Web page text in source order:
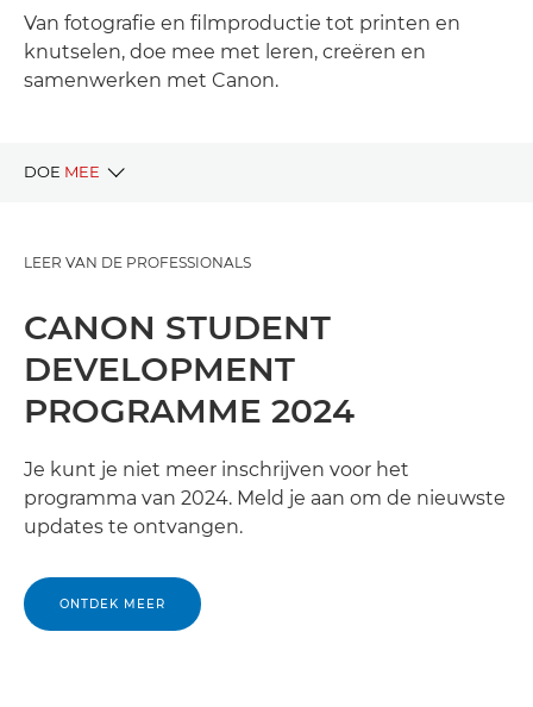
Van fotografie en filmproductie tot printen en
knutselen, doe mee met leren, creëren en
samenwerken met Canon.
DOE MEE
LEER VAN DE PROFESSIONALS
CANON STUDENT
DEVELOPMENT
PROGRAMME 2024
Je kunt je niet meer inschrijven voor het
programma van 2024. Meld je aan om de nieuwste
updates te ontvangen.
ONTDEK MEER